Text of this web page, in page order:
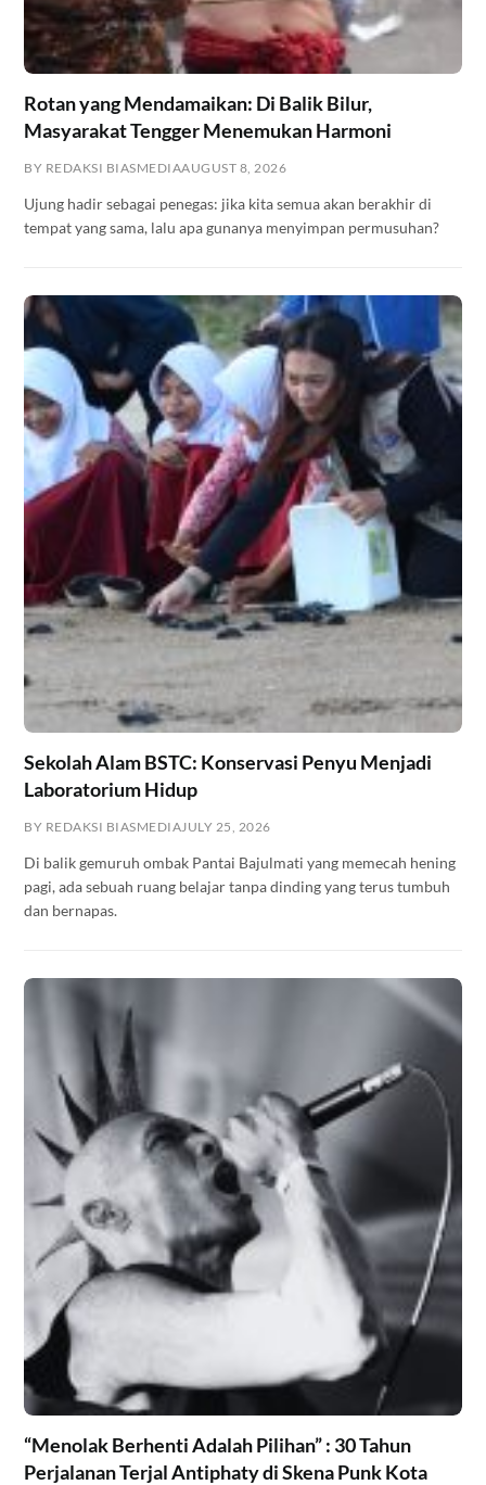
Rotan yang Mendamaikan: Di Balik Bilur,
Masyarakat Tengger Menemukan Harmoni
BY REDAKSI BIASMEDIAAUGUST 8, 2026
Ujung hadir sebagai penegas: jika kita semua akan berakhir di
tempat yang sama, lalu apa gunanya menyimpan permusuhan?
Sekolah Alam BSTC: Konservasi Penyu Menjadi
Laboratorium Hidup
BY REDAKSI BIASMEDIAJULY 25, 2026
Di balik gemuruh ombak Pantai Bajulmati yang memecah hening
pagi, ada sebuah ruang belajar tanpa dinding yang terus tumbuh
dan bernapas.
“Menolak Berhenti Adalah Pilihan” : 30 Tahun
Perjalanan Terjal Antiphaty di Skena Punk Kota